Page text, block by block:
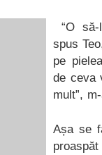
“O
spus
pe
de ceva
mult”,
Așa se